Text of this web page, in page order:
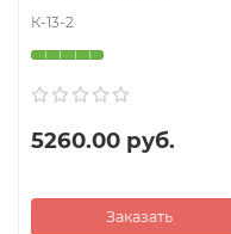
К-13-2
5260.00 руб.
Заказать